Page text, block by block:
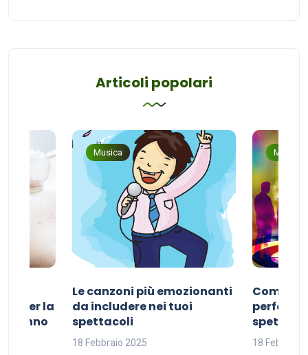
Articoli popolari
per la
sonno
Musica
Le canzoni più emozionanti
da includere nei tuoi
spettacoli
18 Febbraio 2025
Musica
Come
perfetta
18 Febbraio